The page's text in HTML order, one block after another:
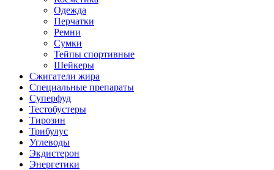
Одежда
Перчатки
Ремни
Сумки
Тейпы спортивные
Шейкеры
Сжигатели жира
Специальные препараты
Суперфуд
Тестобустеры
Тирозин
Трибулус
Углеводы
Экдистерон
Энергетики